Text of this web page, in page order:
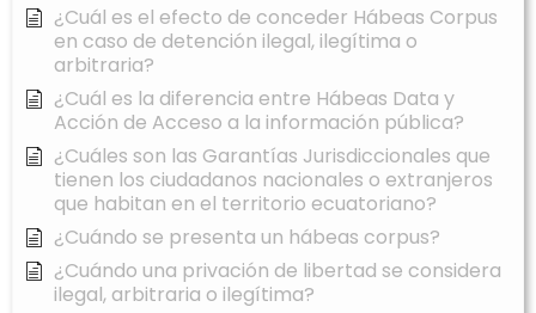
¿Cuál es el efecto de conceder Hábeas Corpus
en caso de detención ilegal, ilegítima o
arbitraria?
¿Cuál es la diferencia entre Hábeas Data y
Acción de Acceso a la información pública?
¿Cuáles son las Garantías Jurisdiccionales que
tienen los ciudadanos nacionales o extranjeros
que habitan en el territorio ecuatoriano?
¿Cuándo se presenta un hábeas corpus?
¿Cuándo una privación de libertad se considera
ilegal, arbitraria o ilegítima?